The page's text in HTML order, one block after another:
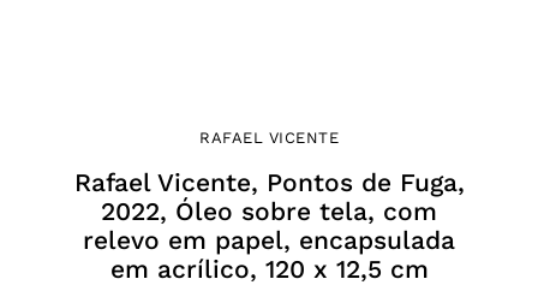
RAFAEL VICENTE
Rafael Vicente, Pontos de Fuga,
2022, Óleo sobre tela, com
relevo em papel, encapsulada
em acrílico, 120 x 12,5 cm